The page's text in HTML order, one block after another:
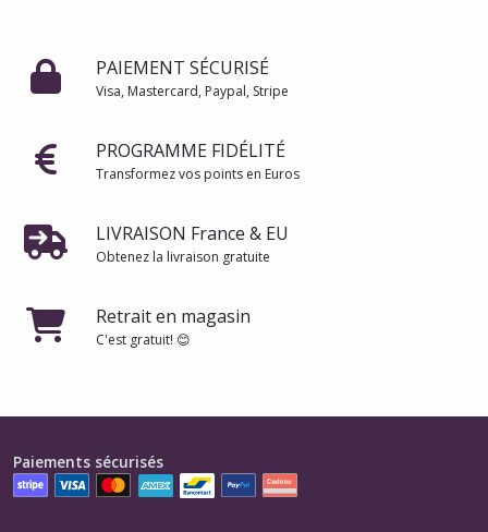
PAIEMENT SÉCURISÉ
Visa, Mastercard, Paypal, Stripe
PROGRAMME FIDÉLITÉ
Transformez vos points en Euros
LIVRAISON France & EU
Obtenez la livraison gratuite
Retrait en magasin
C'est gratuit! 😊
Paiements sécurisés